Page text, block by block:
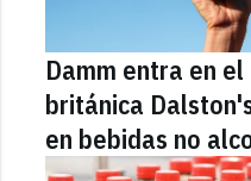
Damm entra en
británica
en bebidas no